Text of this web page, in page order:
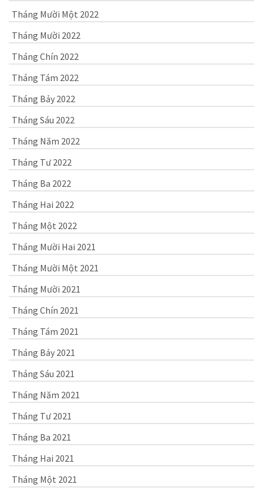
Tháng Mười Một 2022
Tháng Mười 2022
Tháng Chín 2022
Tháng Tám 2022
Tháng Bảy 2022
Tháng Sáu 2022
Tháng Năm 2022
Tháng Tư 2022
Tháng Ba 2022
Tháng Hai 2022
Tháng Một 2022
Tháng Mười Hai 2021
Tháng Mười Một 2021
Tháng Mười 2021
Tháng Chín 2021
Tháng Tám 2021
Tháng Bảy 2021
Tháng Sáu 2021
Tháng Năm 2021
Tháng Tư 2021
Tháng Ba 2021
Tháng Hai 2021
Tháng Một 2021